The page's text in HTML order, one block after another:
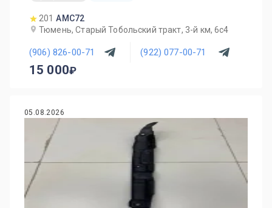
201 AMC72
Тюмень, Старый Тобольский тракт, 3-й км, 6с4
(906) 826-00-71 (922) 077-00-71
15 000
05.08.2026